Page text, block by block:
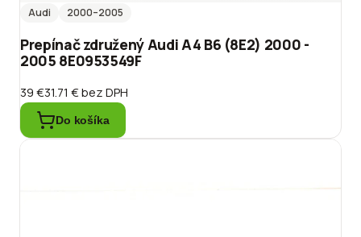
Audi
2000–2005
Prepínač združený Audi A4 B6 (8E2) 2000 -
2005 8E0953549F
39 €31.71 €bez DPH
Do košíka